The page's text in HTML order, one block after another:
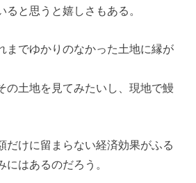
ると思うと嬉しさもある。
までゆかりのなかった土地に縁が
の土地を見てみたいし、現地で鰻
だけに留まらない経済効果がふる
にはあるのだろう。